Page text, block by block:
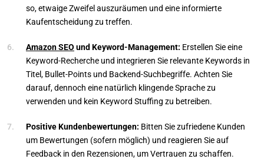
so, etwaige Zweifel auszuräumen und eine informierte
Kaufentscheidung zu treffen.
Amazon SEO und Keyword-Management: Erstellen Sie eine
Keyword-Recherche und integrieren Sie relevante Keywords in
Titel, Bullet-Points und Backend-Suchbegriffe. Achten Sie
darauf, dennoch eine natürlich klingende Sprache zu
verwenden und kein Keyword Stuffing zu betreiben.
Positive Kundenbewertungen: Bitten Sie zufriedene Kunden
um Bewertungen (sofern möglich) und reagieren Sie auf
Feedback in den Rezensionen, um Vertrauen zu schaffen.